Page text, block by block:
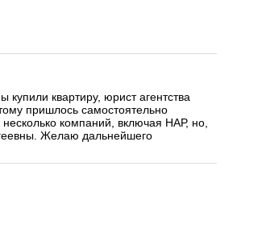
квартиру, юрист агентства
пришлось самостоятельно
компаний, включая НАР, но,
Желаю дальнейшего